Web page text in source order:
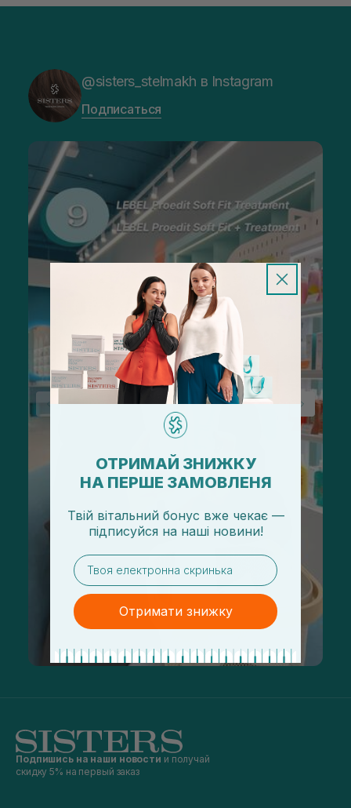
@sisters_stelmakh в Instagram
Подписаться
Подпишись на наши новости и получай
скидку 5% на первый заказ
ОТРИМАЙ ЗНИЖКУ
НА ПЕРШЕ ЗАМОВЛЕНЯ
Твій вітальний бонус вже чекає —
підписуйся на наші новини!
email
Отримати знижку